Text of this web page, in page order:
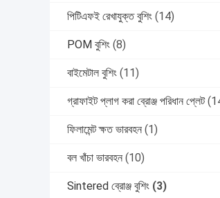
পিটিএফই রেখাযুক্ত বুশিং (14)
POM বুশিং (8)
বাইমেটাল বুশিং (11)
গ্রাফাইট প্লাগ করা ব্রোঞ্জ পরিধান প্লেট
ফিলামেন্ট ক্ষত ভারবহন (1)
বল খাঁচা ভারবহন (10)
Sintered ব্রোঞ্জ বুশিং (3)